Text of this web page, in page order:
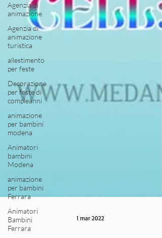
Agenzia di
animazione
Agenzia di
animazione
turistica
allestimento
per feste
Decorazione
per feste di
compleanni
animazione
per bambini
modena
Animatori
bambini
Modena
animazione
per bambini
Ferrara
Animatori
Bambini
Ferrara